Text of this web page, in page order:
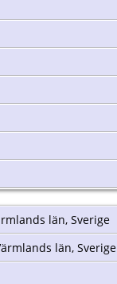
län, Sverige
län, Sverige